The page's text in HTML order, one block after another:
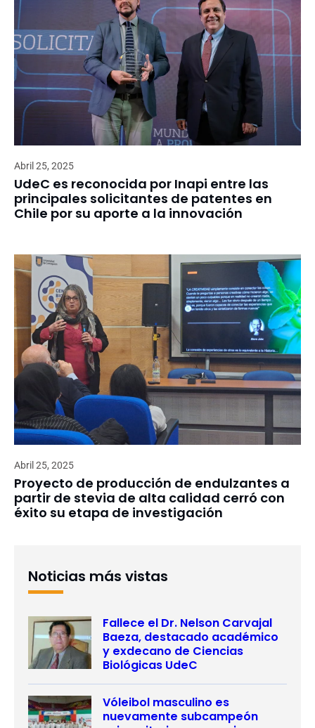
Abril 25, 2025
UdeC es reconocida por Inapi entre las
principales solicitantes de patentes en
Chile por su aporte a la innovación
Abril 25, 2025
Proyecto de producción de endulzantes a
partir de stevia de alta calidad cerró con
éxito su etapa de investigación
Noticias más vistas
Fallece el Dr. Nelson Carvajal
Baeza, destacado académico
y exdecano de Ciencias
Biológicas UdeC
Vóleibol masculino es
nuevamente subcampeón